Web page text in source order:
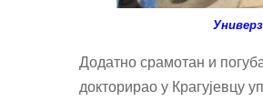
Додатно срамотан и
докторирао у Крагујевцу